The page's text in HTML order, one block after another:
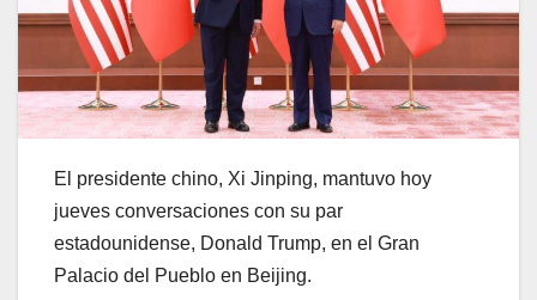
El presidente chino, Xi Jinping, mantuvo hoy
jueves conversaciones con su par
estadounidense, Donald Trump, en el Gran
Palacio del Pueblo en Beijing.